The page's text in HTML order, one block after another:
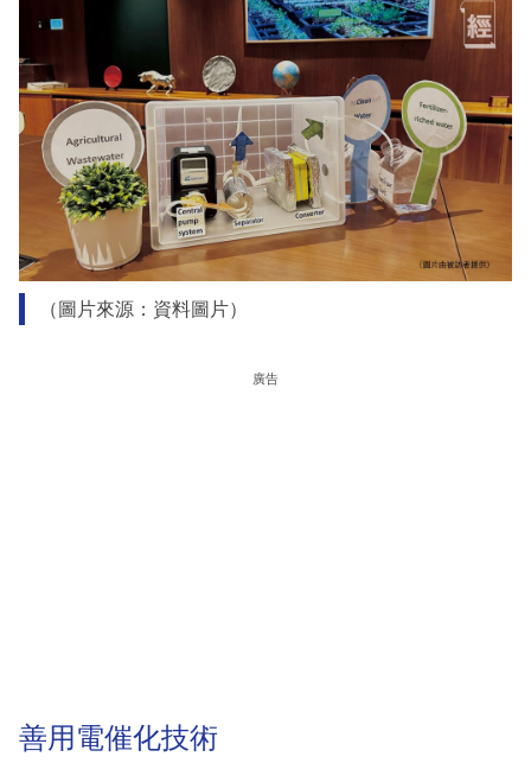
（圖片來源：資料圖片）
廣告
善用電催化技術